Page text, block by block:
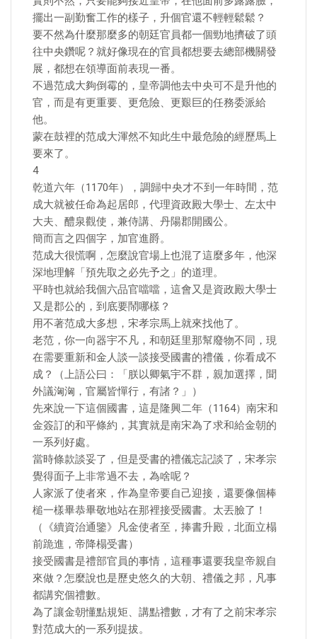
擺出一副勤奮工作的樣子，升個官還不輕輕鬆鬆？
要不然為什麼那麼多的朝廷官員都一個勁地擠破了頭
往中央鑽呢？就好像現在的官員都想要去總部機關發
展，都想在領導面前表現一番。
不過范成大夠倒霉的，皇帝調他去中央可不是升他的
官，而是有更重要、更危險、更艱巨的任務委派給
他。
蒙在鼓裡的范成大渾然不知此生中最危險的經歷馬上
要來了。
4
乾道六年（1170年），調歸中央才不到一年時間，范
成大就被任命為起居郎，代理資政殿大學士、左太中
大夫、醴泉觀使，兼侍講、丹陽郡開國公。
簡而言之四個字，加官進爵。
范成大很慌啊，怎麼說官場上也混了這麼多年，他深
深地理解「預先取之必先予之」的道理。
平時也就給我個六品官噹噹，這會又是資政殿大學士
又是郡公的，到底要鬧哪樣？
用不著范成大多想，宋孝宗馬上就來找他了。
老范，你一向器宇不凡，和朝廷里那幫廢物不同，現
在需要重新和金人談一談接受國書的禮儀，你看成不
成？（上語公曰：「朕以卿氣宇不群，親加選擇，聞
外議洶洶，官屬皆憚行，有諸？」）
先來說一下這個國書，這是隆興二年（1164）南宋和
金簽訂的和平條約，其實就是南宋為了求和給金朝的
一系列好處。
當時條款談妥了，但是受書的禮儀忘記談了，宋孝宗
覺得面子上非常過不去，為啥呢？
人家派了使者來，作為皇帝要自己迎接，還要像個棒
槌一樣畢恭畢敬地站在那裡接受國書。太丟臉了！
（《續資治通鑒》凡金使者至，捧書升殿，北面立榻
前跪進，帝降榻受書）
接受國書是禮部官員的事情，這種事還要我皇帝親自
來做？怎麼說也是歷史悠久的大朝、禮儀之邦，凡事
都講究個禮數。
為了讓金朝懂點規矩、講點禮數，才有了之前宋孝宗
對范成大的一系列提拔。